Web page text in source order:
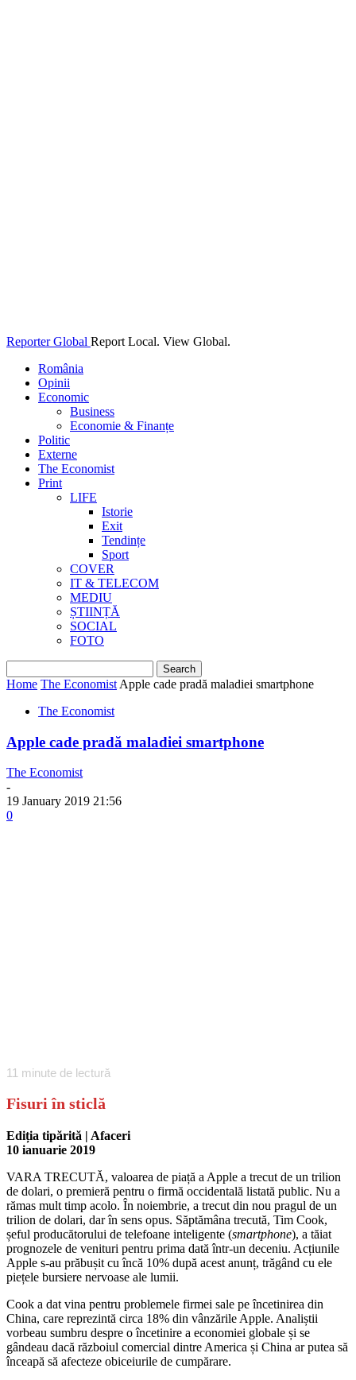
Reporter Global Report Local. View Global.
România
Opinii
Economic
Business
Economie & Finanțe
Politic
Externe
The Economist
Print
LIFE
Istorie
Exit
Tendințe
Sport
COVER
IT & TELECOM
MEDIU
ȘTIINȚĂ
SOCIAL
FOTO
Home The Economist Apple cade pradă maladiei smartphone
The Economist
Apple cade pradă maladiei smartphone
The Economist
-
19 January 2019 21:56
0
11 minute de lectură
Fisuri în sticlă
Ediția tipărită | Afaceri
10 ianuarie 2019
VARA TRECUTĂ, valoarea de piață a Apple a trecut de un trilion
de dolari, o premieră pentru o firmă occidentală listată public. Nu a
rămas mult timp acolo. În noiembrie, a trecut din nou pragul de un
trilion de dolari, dar în sens opus. Săptămâna trecută, Tim Cook,
șeful producătorului de telefoane inteligente (smartphone), a tăiat
prognozele de venituri pentru prima dată într-un deceniu. Acțiunile
Apple s-au prăbușit cu încă 10% după acest anunț, trăgând cu ele
piețele bursiere nervoase ale lumii.
Cook a dat vina pentru problemele firmei sale pe încetinirea din
China, care reprezintă circa 18% din vânzările Apple. Analiștii
vorbeau sumbru despre o încetinire a economiei globale și se
gândeau dacă războiul comercial dintre America și China ar putea să
înceapă să afecteze obiceiurile de cumpărare.